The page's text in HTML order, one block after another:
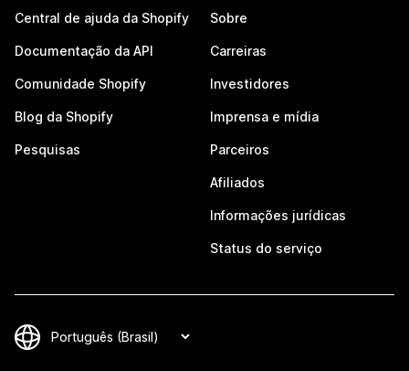
Central de ajuda da Shopify
Documentação da API
Comunidade Shopify
Blog da Shopify
Pesquisas
Sobre
Carreiras
Investidores
Imprensa e mídia
Parceiros
Afiliados
Informações jurídicas
Status do serviço